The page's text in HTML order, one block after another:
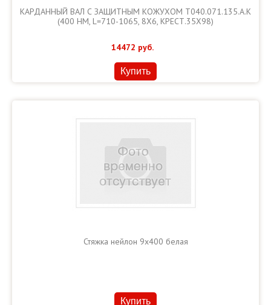
КАРДАННЫЙ ВАЛ С ЗАЩИТНЫМ КОЖУХОМ Т040.071.135.А.К
(400 НМ, L=710-1065, 8Х6, КРЕСТ.35Х98)
14472 руб.
Купить
Стяжка нейлон 9х400 белая
Купить